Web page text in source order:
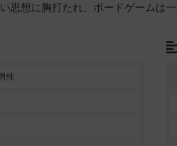
思想に胸打たれ、ボードゲームは
性